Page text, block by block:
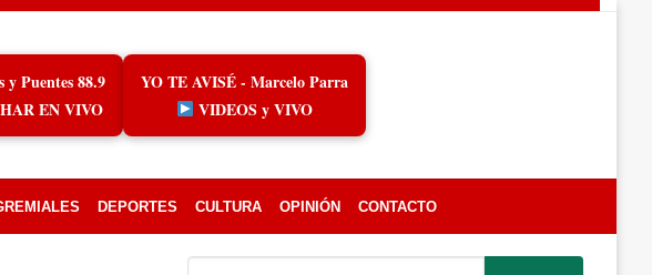
y Puentes 88.9
EN VIVO
YO TE AVISÉ - Marcelo Parra
VIDEOS y VIVO
DEPORTES CULTURA OPINIÓN CONTACTO